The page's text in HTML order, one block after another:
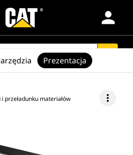
person
przeładunku materiałów more_vert
Prezentacja